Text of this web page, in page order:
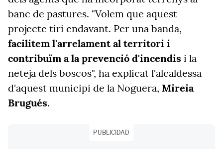
banc de pastures. "Volem que aquest
projecte tiri endavant. Per una banda,
facilitem l'arrelament al territori i
contribuïm a la prevenció d'incendis i la
neteja dels boscos", ha explicat l'alcaldessa
d'aquest municipi de la Noguera, Mireia
Brugués.
PUBLICIDAD